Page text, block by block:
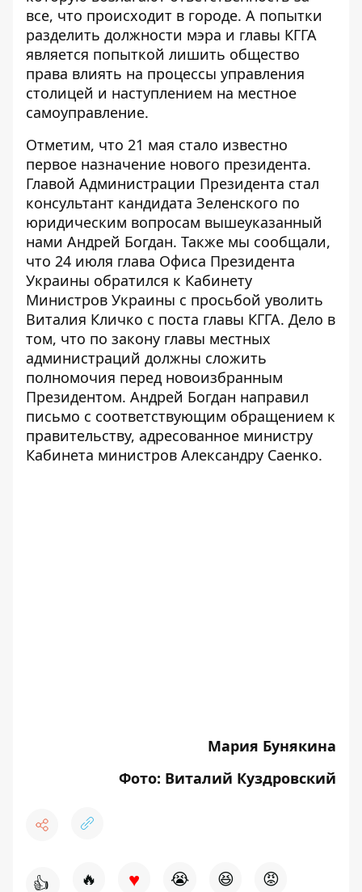
все, что происходит в городе. А попытки
разделить должности мэра и главы КГГА
является попыткой лишить общество
права влиять на процессы управления
столицей и наступлением на местное
самоуправление.
Отметим, что 21 мая стало известно
первое назначение нового президента.
Главой Администрации Президента стал
консультант кандидата Зеленского по
юридическим вопросам вышеуказанный
нами Андрей Богдан. Также мы сообщали,
что 24 июля глава Офиса Президента
Украины обратился к Кабинету
Министров Украины с просьбой уволить
Виталия Кличко с поста главы КГГА. Дело в
том, что по закону главы местных
администраций должны сложить
полномочия перед новоизбранным
Президентом. Андрей Богдан направил
письмо с соответствующим обращением к
правительству, адресованное министру
Кабинета министров Александру Саенко.
Мария Бунякина
Фото: Виталий Куздровский
👍 🔥 ♥ 😭 😆 😡